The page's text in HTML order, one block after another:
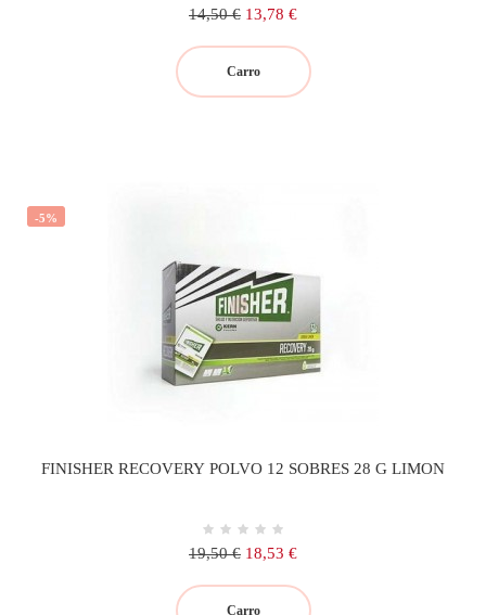
Precio
14,50 € Precio
13,78 €
Carro
-5%
FINISHER RECOVERY POLVO 12 SOBRES 28 G LIMON
Precio
19,50 € Precio
18,53 €
Carro